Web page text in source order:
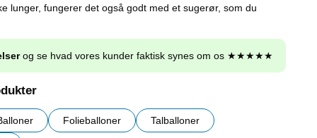
lunger, fungerer det også godt med et sugerør, som du
og se hvad vores kunder faktisk synes om os ★★★★★
Folieballoner Talballoner